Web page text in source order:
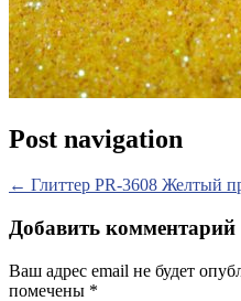
Post navigation
← Глиттер PR-3608 Желтый
Добавить комментарий
Ваш адрес email не будет
помечены *